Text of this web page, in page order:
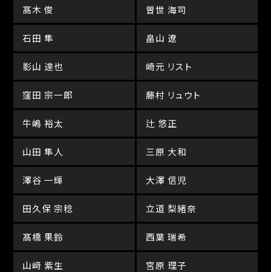
髙木 俊 曽世 海司
石田 隼 畠山 遼
影山 達也 崎元 リスト
窪田 宗一郎 藤村 リュウト
牛嶋 裕太 辻 悠正
山田 隼人 三原 大和
澤谷 一輝 大澤 信児
田久保 宗稔 立道 梨緒奈
髙橋 果鈴 西葉 瑞希
山﨑 紫生 宮原 理子